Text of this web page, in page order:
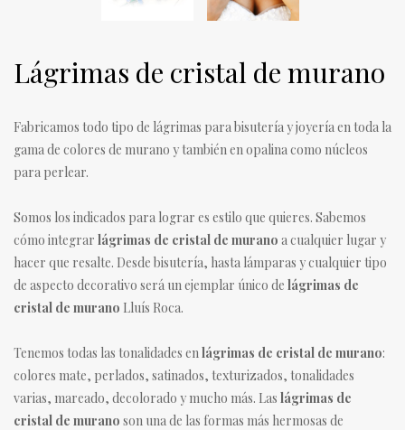
Lágrimas de cristal de murano
Fabricamos todo tipo de lágrimas para bisutería y joyería en toda la
gama de colores de murano y también en opalina como núcleos
para perlear.
Somos los indicados para lograr es estilo que quieres. Sabemos
cómo integrar lágrimas de cristal de murano a cualquier lugar y
hacer que resalte. Desde bisutería, hasta lámparas y cualquier tipo
de aspecto decorativo será un ejemplar único de lágrimas de
cristal de murano Lluís Roca.
Tenemos todas las tonalidades enlágrimas de cristal de murano:
colores mate, perlados, satinados, texturizados, tonalidades
varias, mareado, decolorado y mucho más. Las lágrimas de
cristal de murano son una de las formas más hermosas de